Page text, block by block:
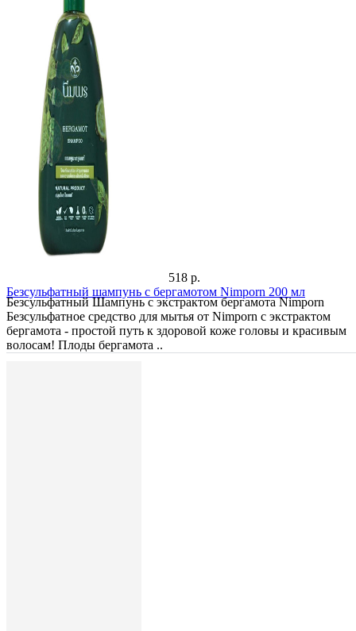
518 р.
Безсульфатный шампунь с бергамотом Nimporn 200 мл
Безсульфатный Шампунь с экстрактом бергамота Nimporn
Безсульфатное средство для мытья от Nimporn с экстрактом
бергамота - простой путь к здоровой коже головы и красивым
волосам! Плоды бергамота ..